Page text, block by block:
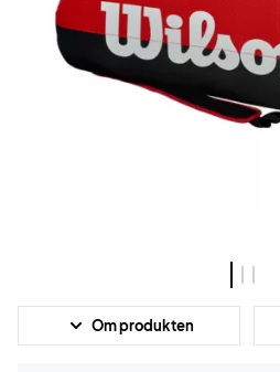
Om produkten